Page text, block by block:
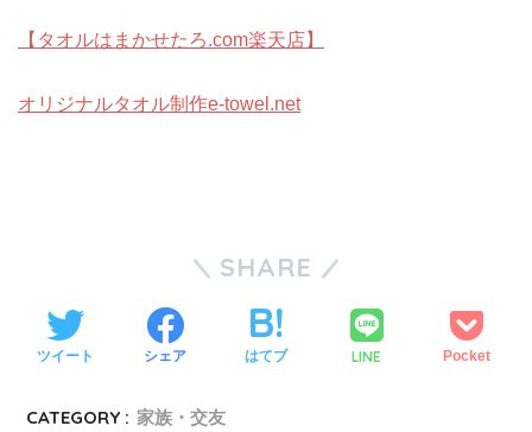
【タオルはまかせたろ.com楽天店】
オリジナルタオル制作e-towel.net
SHARE
ツイート シェア はてブ LINE Pocket
CATEGORY : 家族・交友